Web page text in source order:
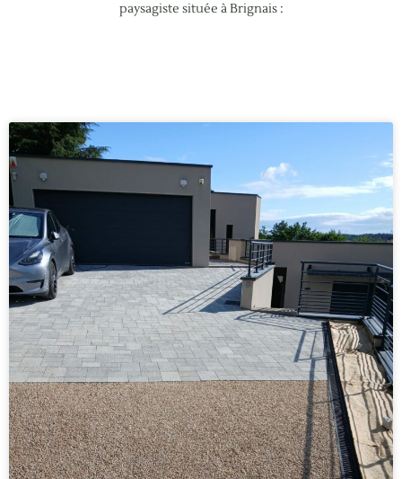
paysagiste située à Brignais :